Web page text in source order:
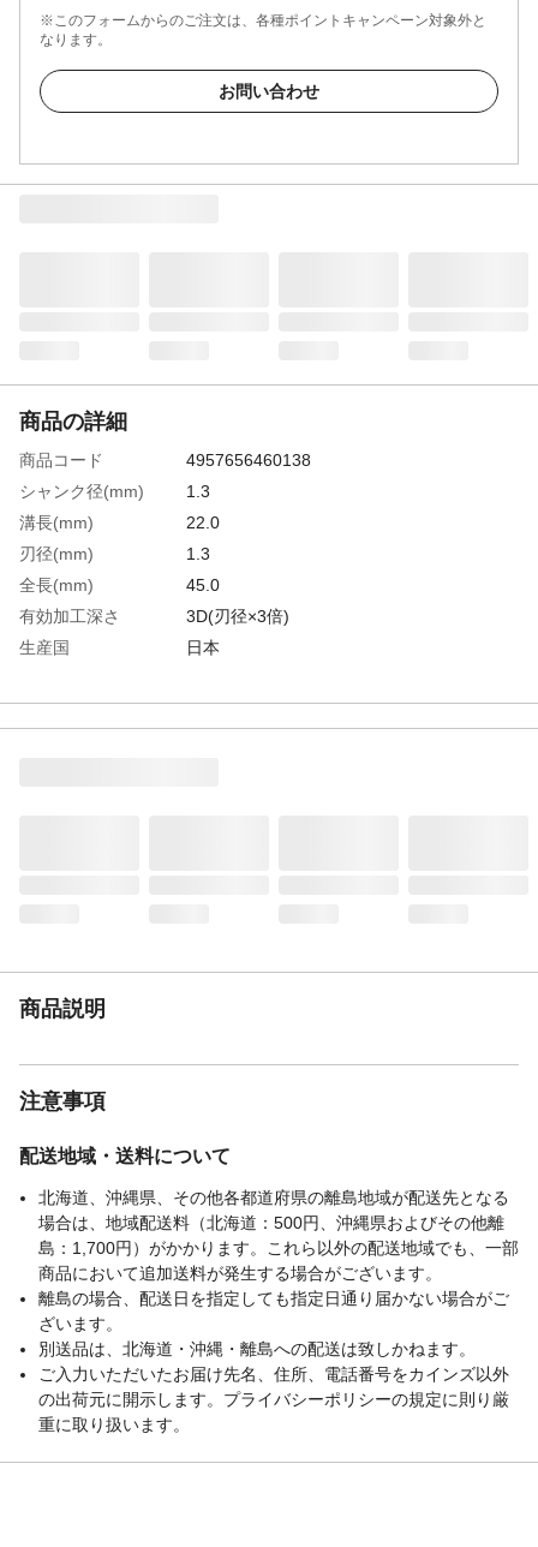
※このフォームからのご注文は、各種ポイントキャンペーン対象外と
なります。
お問い合わせ
商品の詳細
商品コード
4957656460138
シャンク径(mm)
1.3
溝長(mm)
22.0
刃径(mm)
1.3
全長(mm)
45.0
有効加工深さ
3D(刃径×3倍)
生産国
日本
材質1
高速度鋼(HSS)
商品説明
注意事項
配送地域・送料について
北海道、沖縄県、その他各都道府県の離島地域が配送先となる
場合は、地域配送料（北海道：500円、沖縄県およびその他離
島：1,700円）がかかります。これら以外の配送地域でも、一部
商品において追加送料が発生する場合がございます。
離島の場合、配送日を指定しても指定日通り届かない場合がご
ざいます。
別送品は、北海道・沖縄・離島への配送は致しかねます。
ご入力いただいたお届け先名、住所、電話番号をカインズ以外
の出荷元に開示します。プライバシーポリシーの規定に則り厳
重に取り扱います。